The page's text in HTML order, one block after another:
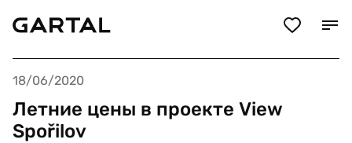
18/06/2020
Летние цены в проекте View
Spořilov